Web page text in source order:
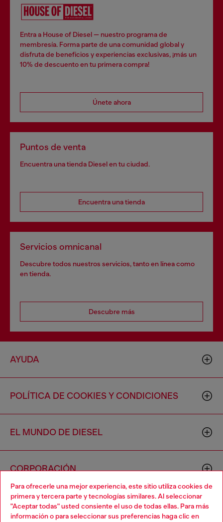
Para ofrecerle una mejor experiencia, este sitio utiliza cookies de
primera y tercera parte y tecnologías similares. Al seleccionar
"Aceptar todas" usted consiente el uso de todas ellas. Para más
información o para seleccionar sus preferencias haga clic en
Entra a House of Diesel — nuestro programa de
membresía. Forma parte de una comunidad global y
disfruta de beneficios y experiencias exclusivas, ¡más un
10% de descuento en tu primera compra!
Únete ahora
Puntos de venta
Encuentra una tienda Diesel en tu ciudad.
Encuentra una tienda
Servicios omnicanal
Descubre todos nuestros servicios, tanto en línea como
en tienda.
Descubre más
AYUDA
POLÍTICA DE COOKIES Y CONDICIONES
EL MUNDO DE DIESEL
CORPORACIÓN